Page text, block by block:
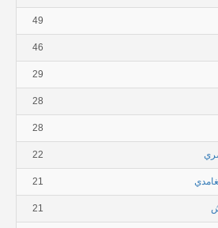
49
46
29
28
28
22
21
21